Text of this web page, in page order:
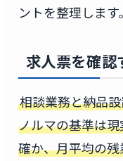
ントを整理します。
求人票を確認
相談業務と納品
ノルマの基準は
確か、月平均の